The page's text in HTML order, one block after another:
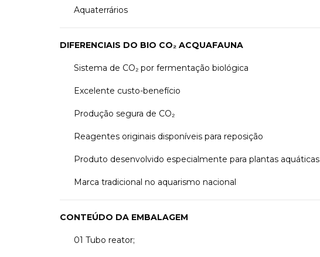
Aquaterrários
DIFERENCIAIS DO BIO CO₂ ACQUAFAUNA
Sistema de CO₂ por fermentação biológica
Excelente custo-benefício
Produção segura de CO₂
Reagentes originais disponíveis para reposição
Produto desenvolvido especialmente para plantas aquáticas
Marca tradicional no aquarismo nacional
CONTEÚDO DA EMBALAGEM
01 Tubo reator;